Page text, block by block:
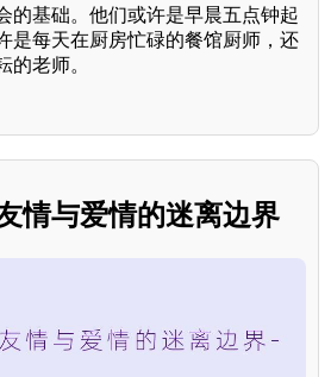
的基础。他们或许是早晨五点钟起
是每天在厨房忙碌的餐馆厨师，还
的老师。
情与爱情的迷离边界